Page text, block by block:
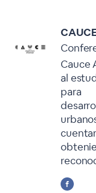
Cauce
al
para